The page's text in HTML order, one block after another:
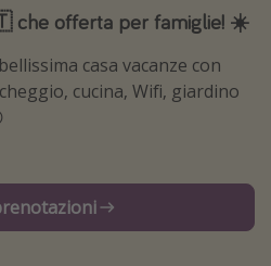
che offerta per famiglie! ☀️
casa vacanze con
cucina, Wifi, giardino